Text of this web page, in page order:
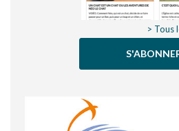
> Tous